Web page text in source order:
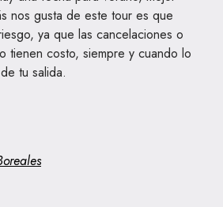
nos gusta de este tour es que
ya que las cancelaciones o
tienen costo, siempre y cuando lo
tu salida.